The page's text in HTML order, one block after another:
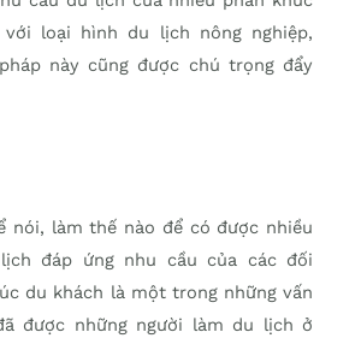
loại hình du lịch nông nghiệp,
này cũng được chú trọng đẩy
nói, làm thế nào để có được nhiều
đáp ứng nhu cầu của các đối
du khách là một trong những vấn
được những người làm du lịch ở